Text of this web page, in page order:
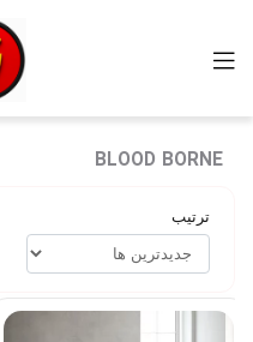
BORNE
BLOOD BORNE
ترتیب